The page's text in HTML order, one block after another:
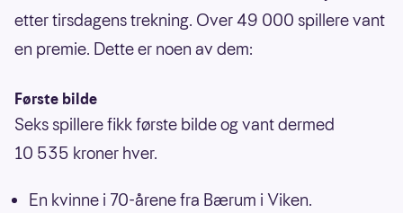
etter tirsdagens trekning. Over 49 000 spillere vant
en premie. Dette er noen av dem:
Første bilde
Seks spillere fikk første bilde og vant dermed
10 535 kroner hver.
En kvinne i 70-årene fra Bærum i Viken.